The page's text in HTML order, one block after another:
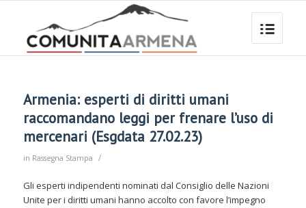
Armenia: esperti di diritti umani
raccomandano leggi per frenare l’uso di
mercenari (Esgdata 27.02.23)
in Rassegna Stampa /
Gli esperti indipendenti nominati dal Consiglio delle Nazioni
Unite per i diritti umani hanno accolto con favore l’impegno